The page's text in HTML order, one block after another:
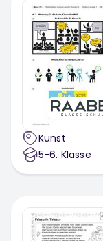
Kunst
5-6. Klasse